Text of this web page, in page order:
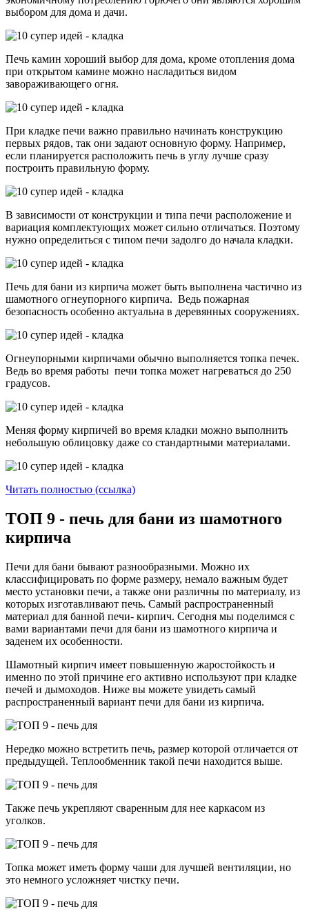
выбором для дома и дачи.
Печь камин хороший выбор для дома, кроме отопления дома
при открытом камине можно насладиться видом
завораживающего огня.
При кладке печи важно правильно начинать конструкцию
первых рядов, так они задают основную форму. Например,
если планируется расположить печь в углу лучше сразу
построить правильную форму.
В зависимости от конструкции и типа печи расположение и
вариация комплектующих может сильно отличаться. Поэтому
нужно определиться с типом печи задолго до начала кладки.
Печь для бани из кирпича может быть выполнена частично из
шамотного огнеупорного кирпича. Ведь пожарная
безопасность особенно актуальна в деревянных сооружениях.
Огнеупорными кирпичами обычно выполняется топка печек.
Ведь во время работы печи топка может нагреваться до 250
градусов.
Меняя форму кирпичей во время кладки можно выполнить
небольшую облицовку даже со стандартными материалами.
Читать полностью (ссылка)
ТОП 9 - печь для бани из шамотного
кирпича
Печи для бани бывают разнообразными. Можно их
классифицировать по форме размеру, немало важным будет
место установки печи, а также они различны по материалу, из
которых изготавливают печь. Самый распространенный
материал для банной печи- кирпич. Сегодня мы поделимся с
вами вариантами печи для бани из шамотного кирпича и
заденем их особенности.
Шамотный кирпич имеет повышенную жаростойкость и
именно по этой причине его активно используют при кладке
печей и дымоходов. Ниже вы можете увидеть самый
распространенный вариант печи для бани из кирпича.
Нередко можно встретить печь, размер которой отличается от
предыдущей. Теплообменник такой печи находится выше.
Также печь укрепляют сваренным для нее каркасом из
уголков.
Топка может иметь форму чаши для лучшей вентиляции, но
это немного усложняет чистку печи.